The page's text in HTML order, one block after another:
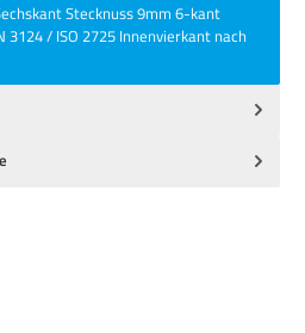
Stecknuss 9mm 6-kant
3124 / ISO 2725 Innenvierkant nach